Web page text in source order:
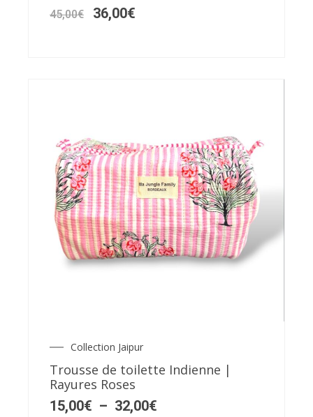
45,00€
était :
45,00€.
36,00€
Ce
produit
peuvent
être
Collection Jaipur
Trousse de toilette Indienne |
Rayures Roses
15,00€ – 32,00€
de
prix :